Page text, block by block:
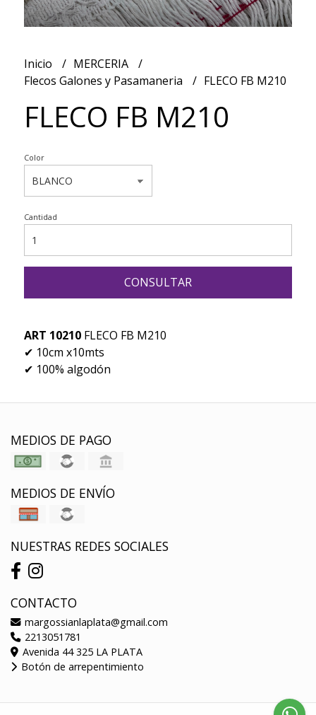
Inicio
MERCERIA
Flecos Galones y Pasamaneria
FLECO FB M210
FLECO FB M210
Color
Cantidad
CONSULTAR
ART 10210FLECO FB M210
✔ 10cm x10mts
✔ 100% algodón
MEDIOS DE PAGO
MEDIOS DE ENVÍO
NUESTRAS REDES SOCIALES
CONTACTO
margossianlaplata@gmail.com
2213051781
Avenida 44 325 LA PLATA
Botón de arrepentimiento